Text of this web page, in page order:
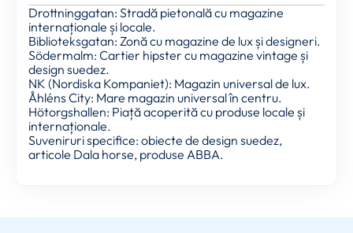
Drottninggatan: Stradă pietonală cu magazine
internaționale și locale.
Biblioteksgatan: Zonă cu magazine de lux și designeri.
Södermalm: Cartier hipster cu magazine vintage și
design suedez.
NK (Nordiska Kompaniet): Magazin universal de lux.
Åhléns City: Mare magazin universal în centru.
Hötorgshallen: Piață acoperită cu produse locale și
internaționale.
Suveniruri specifice: obiecte de design suedez,
articole Dala horse, produse ABBA.